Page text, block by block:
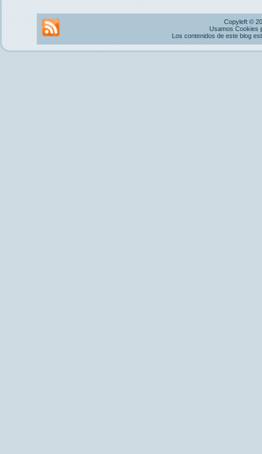
Copyleft ©
Usamos Cookies
Los contenidos de este blog